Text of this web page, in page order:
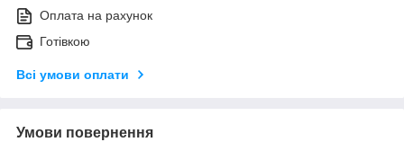
Оплата на рахунок
Готівкою
Всі умови оплати
Умови повернення